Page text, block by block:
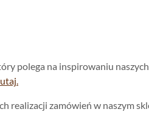
polega na inspirowaniu
realizacji zamówień w naszym